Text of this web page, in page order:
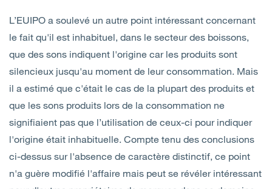
L’EUIPO a soulevé un autre point intéressant concernant
le fait qu'il est inhabituel, dans le secteur des boissons,
que des sons indiquent l'origine car les produits sont
silencieux jusqu'au moment de leur consommation. Mais
il a estimé que c'était le cas de la plupart des produits et
que les sons produits lors de la consommation ne
signifiaient pas que l’utilisation de ceux-ci pour indiquer
l'origine était inhabituelle. Compte tenu des conclusions
ci-dessus sur l'absence de caractère distinctif, ce point
n'a guère modifié l'affaire mais peut se révéler intéressant